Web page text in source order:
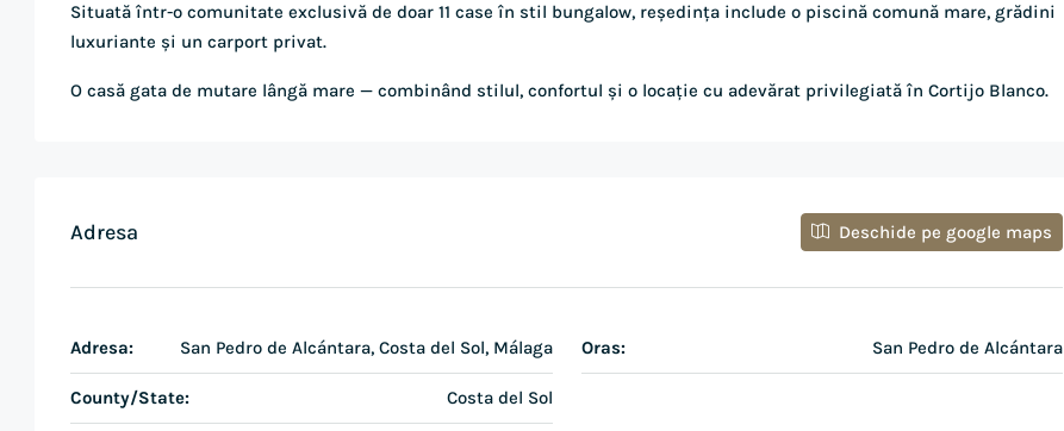
Situată într-o comunitate exclusivă de doar 11 case în stil bungalow, reședința include o piscină comună mare, grădini
luxuriante și un carport privat.
O casă gata de mutare lângă mare — combinând stilul, confortul și o locație cu adevărat privilegiată în Cortijo Blanco.
Adresa Deschide pe google maps
Adresa: San Pedro de Alcántara, Costa del Sol, Málaga Oras: San Pedro de Alcántara
County/State: Costa del Sol